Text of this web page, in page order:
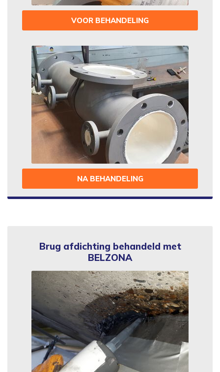
VOOR BEHANDELING
NA BEHANDELING
Brug afdichting behandeld met
BELZONA